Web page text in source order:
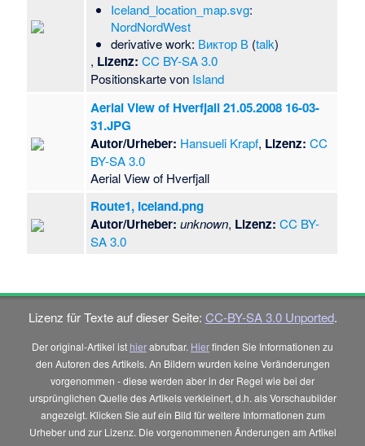
Iceland_location_map.svg:
NordNordWest
derivative work: Виктор В(talk)
, Lizenz: CC BY-SA 3.0
Positionskarte von Island
Aerial View of Hverfjall 21.05.2008 16-03-
31.JPG
Autor/Urheber: Hansueli Krapf, Lizenz: CC
BY-SA 3.0
Aerial View of Hverfjall
Route1, Iceland.png
Autor/Urheber: unknown, Lizenz: CC BY-
SA 3.0
Lizenz für Texte auf dieser Seite: CC-BY-SA 3.0 Unported.
Der original-Artikel ist hierabrufbar. Hierfinden Sie Informationen zu
den Autoren des Artikels. An Bildern wurden keine Veränderungen
vorgenommen - diese werden aber in der Regel wie bei der
ursprünglichen Quelle des Artikels verkleinert, d.h. als Vorschaubilder
angezeigt. Klicken Sie auf ein Bild für weitere Informationen zum
Urheber und zur Lizenz. Die vorgenommenen Änderungen am Artikel